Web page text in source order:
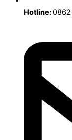
Hotline:0862